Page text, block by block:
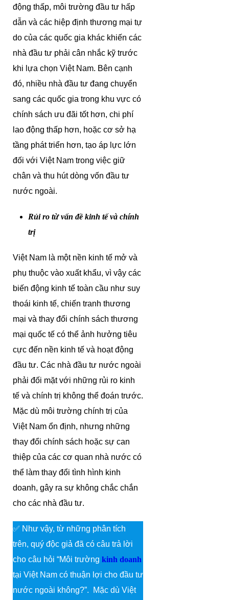
động thấp, môi trường đầu tư hấp
dẫn và các hiệp định thương mại tự
do của các quốc gia khác khiến các
nhà đầu tư phải cân nhắc kỹ trước
khi lựa chọn Việt Nam. Bên cạnh
đó, nhiều nhà đầu tư đang chuyển
sang các quốc gia trong khu vực có
chính sách ưu đãi tốt hơn, chi phí
lao động thấp hơn, hoặc cơ sở hạ
tầng phát triển hơn, tạo áp lực lớn
đối với Việt Nam trong việc giữ
chân và thu hút dòng vốn đầu tư
nước ngoài.
Rủi ro từ vấn đề kinh tế và chính
trị
Việt Nam là một nền kinh tế mở và
phụ thuộc vào xuất khẩu, vì vậy các
biến động kinh tế toàn cầu như suy
thoái kinh tế, chiến tranh thương
mại và thay đổi chính sách thương
mại quốc tế có thể ảnh hưởng tiêu
cực đến nền kinh tế và hoạt động
đầu tư. Các nhà đầu tư nước ngoài
phải đối mặt với những rủi ro kinh
tế và chính trị không thể đoán trước.
Mặc dù môi trường chính trị của
Việt Nam ổn định, nhưng những
thay đổi chính sách hoặc sự can
thiệp của các cơ quan nhà nước có
thể làm thay đổi tình hình kinh
doanh, gây ra sự không chắc chắn
cho các nhà đầu tư.
✅ Như vậy, từ những phân tích
trên, quý độc giả đã có câu trả lời
cho câu hỏi “Môi trường kinh doanh
tại Việt Nam có thuận lợi cho đầu tư
nước ngoài không?”. Mặc dù Việt